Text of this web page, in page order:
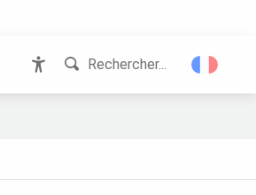
Rechercher...